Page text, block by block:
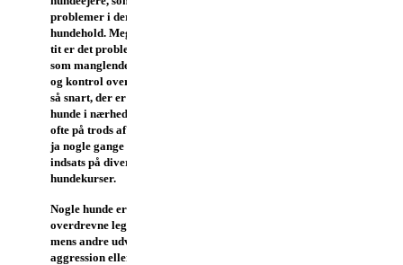
problemer i deres
hundehold. Meget, meget
tit er det problemer så
som manglende kontakt
og kontrol over hunden
så snart, der er andre
hunde i nærheden. Dette
ofte på trods af måneders,
ja nogle gange års flittig
indsats på diverse
hundekurser.
Nogle hunde er
overdrevne legesyge,
mens andre udviser
aggression eller decideret